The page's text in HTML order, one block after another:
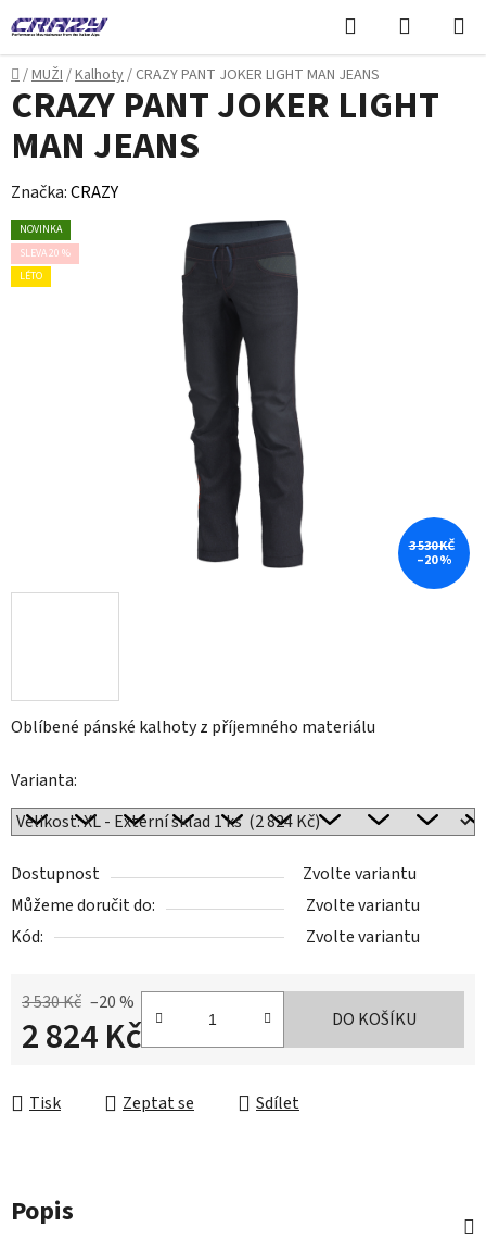
na
obsah
Hledat
KOŠÍK
Domů
/MUŽI/Kalhoty/ CRAZY PANT JOKER LIGHT MAN JEANS
Oblíbené pánské kalhoty z příjemného materiálu
Varianta:
Dostupnost
Zvolte variantu
Můžeme doručit do:
Zvolte variantu
Kód:
Zvolte variantu
3 530 Kč –20 %
2 824 Kč DO KOŠÍKU
Tisk Zeptat se Sdílet
CRAZY PANT JOKER LIGHT
MAN JEANS
Značka:CRAZY
NOVINKA
SLEVA 20 %
LÉTO
3 530 KČ
–20 %
Popis